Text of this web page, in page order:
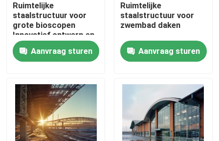
Contacteer ons
Nieuws
staal ruimtekaders
Ruimtekaderbundel
Ruimtelijke
staalstructuur voor
grote bioscopen
Innovatief ontwerp en
structurele integriteit
Aanvraag sturen
Ruimtelijke
staalstructuur voor
zwembad daken
Aanvraag sturen